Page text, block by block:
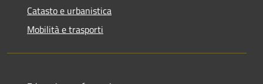
Catasto e urbanistica
Mobilità e trasporti